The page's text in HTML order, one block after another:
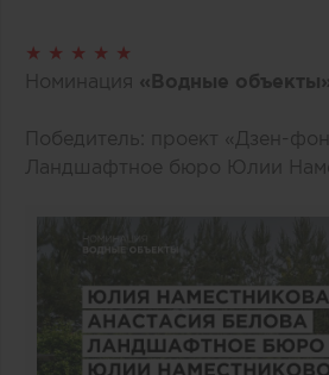
★ ★ ★ ★ ★
Номинация «Водные
Победитель: проект «Дзен-
Ландшафтное бюро Юлии